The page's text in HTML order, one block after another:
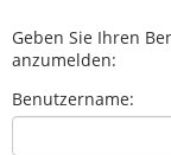
Geben Sie Ihren
anzumelden:
Benutzername: